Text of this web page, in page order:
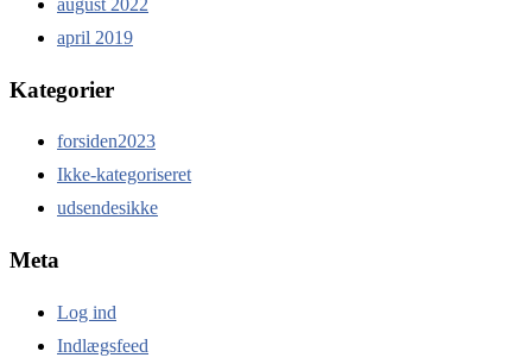
april 2019
Kategorier
forsiden2023
Ikke-kategoriseret
udsendesikke
Meta
Log ind
Indlægsfeed